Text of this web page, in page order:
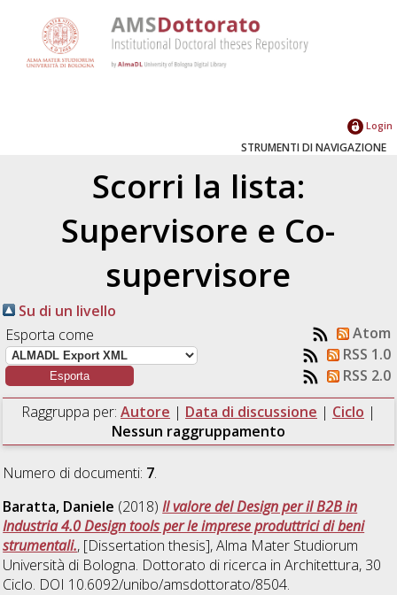
Login
STRUMENTI DI NAVIGAZIONE
Scorri la lista:
Supervisore e Co-
supervisore
Su di un livello
Esporta come
Atom
RSS 1.0
RSS 2.0
Raggruppa per: Autore | Data di discussione | Ciclo |
Nessun raggruppamento
Numero di documenti: 7.
Baratta, Daniele (2018)Il valore del Design per il B2B in
Industria 4.0 Design tools per le imprese produttrici di beni
strumentali., [Dissertation thesis], Alma Mater Studiorum
Università di Bologna. Dottorato di ricerca inArchitettura, 30
Ciclo. DOI 10.6092/unibo/amsdottorato/8504.